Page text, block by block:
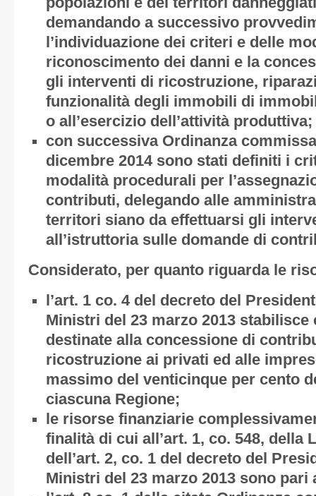
demandando a successivo
l’individuazione dei criteri e delle
riconoscimento dei danni e la
gli interventi di ricostruzione,
funzionalità degli immobili di
o all’esercizio dell’attività produttiva;
con successiva Ordinanza
dicembre 2014 sono stati definiti i
modalità procedurali per
contributi, delegando alle
territori siano da effettuarsi gli
all’istruttoria sulle domande di
Considerato, per quanto riguarda le
l’art. 1 co. 4 del decreto del
Ministri del 23 marzo 2013 stabilisce
destinate alla concessione di
ricostruzione ai privati ed alle
massimo del venticinque per cento
ciascuna Regione;
le risorse finanziarie
finalità di cui all’art. 1, co. 548, della
dell’art. 2, co. 1 del decreto del
Ministri del 23 marzo 2013 sono pari